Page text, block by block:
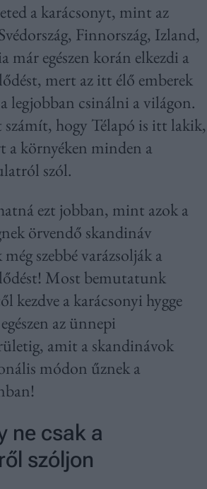
a karácsonyt, mint az
Finnország, Izland,
már egészen korán elkezdi a
mert az itt élő emberek
legjobban csinálni a világon.
számít, hogy Télapó is itt lakik,
a környéken minden a
szól.
ezt jobban, mint azok a
örvendő skandináv
szebbé varázsolják a
Most bemutatunk
kezdve a karácsonyi hygge
az ünnepi
amit a skandinávok
módon űznek a
ne csak a
szóljon